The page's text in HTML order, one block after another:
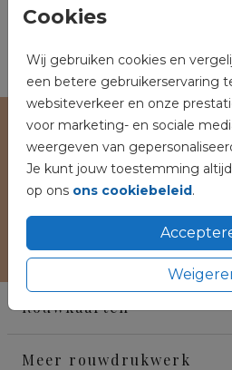
Cookies
Wij gebruiken cookies en
een betere gebruikerservaring
websiteverkeer en onze
voor marketing- en sociale
weergeven van
Je kunt jouw toestemming
op ons ons cookiebeleid.
oudroze 16 x 16
Prijs:€ 0,45 per 1
Rouwkaarten
Meer rouwdrukwerk